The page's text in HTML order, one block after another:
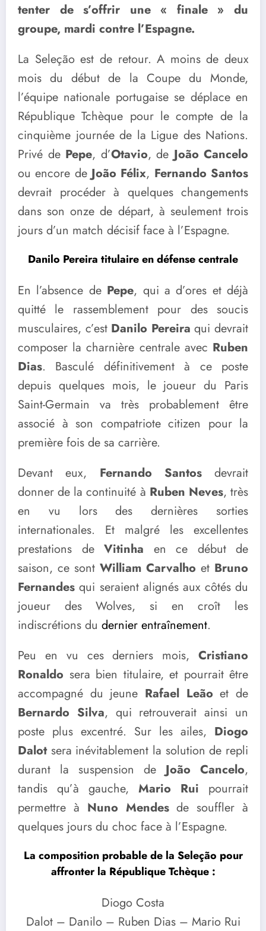
tenter de s’offrir une « finale » du
groupe, mardi contre l’Espagne.
La Seleção est de retour. A moins de deux
mois du début de la Coupe du Monde,
l’équipe nationale portugaise se déplace en
République Tchèque pour le compte de la
cinquième journée de la Ligue des Nations.
Privé de Pepe, d’Otavio, deJoão Cancelo
ou encore deJoão Félix, Fernando Santos
devrait procéder à quelques changements
dans son onze de départ, à seulement trois
jours d’un match décisif face à l’Espagne.
Danilo Pereira titulaire en défense centrale
En l’absence de Pepe, qui a d’ores et déjà
quitté le rassemblement pour des soucis
musculaires, c’estDanilo Pereira qui devrait
composer la charnière centrale avec Ruben
Dias. Basculé définitivement à ce poste
depuis quelques mois, le joueur du Paris
Saint-Germain va très probablement être
associé à son compatriote citizen pour la
première fois de sa carrière.
Devant eux, Fernando Santosdevrait
donner de la continuité à Ruben Neves, très
en vu lors des dernières sorties
internationales. Et malgré les excellentes
prestations de Vitinha en ce début de
saison, ce sont William Carvalho et Bruno
Fernandes qui seraient alignés aux côtés du
joueur des Wolves, si en croît les
indiscrétions du dernier entraînement.
Peu en vu ces derniers mois, Cristiano
Ronaldo sera bien titulaire, et pourrait être
accompagné du jeune Rafael Leão et de
Bernardo Silva, qui retrouverait ainsi un
poste plus excentré. Sur les ailes, Diogo
Dalotsera inévitablement la solution de repli
durant la suspension de João Cancelo,
tandis qu’à gauche, Mario Rui pourrait
permettre à Nuno Mendesde souffler à
quelques jours du choc face à l’Espagne.
La composition probable de la Seleção pour
affronter la République Tchèque :
Diogo Costa
Dalot – Danilo – Ruben Dias – Mario Rui